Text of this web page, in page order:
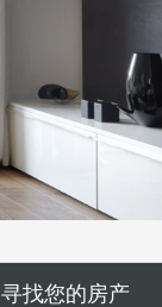
寻找您的房产